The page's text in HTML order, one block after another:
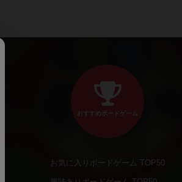
おすすめボードゲーム
お気に入りボードゲーム TOP50